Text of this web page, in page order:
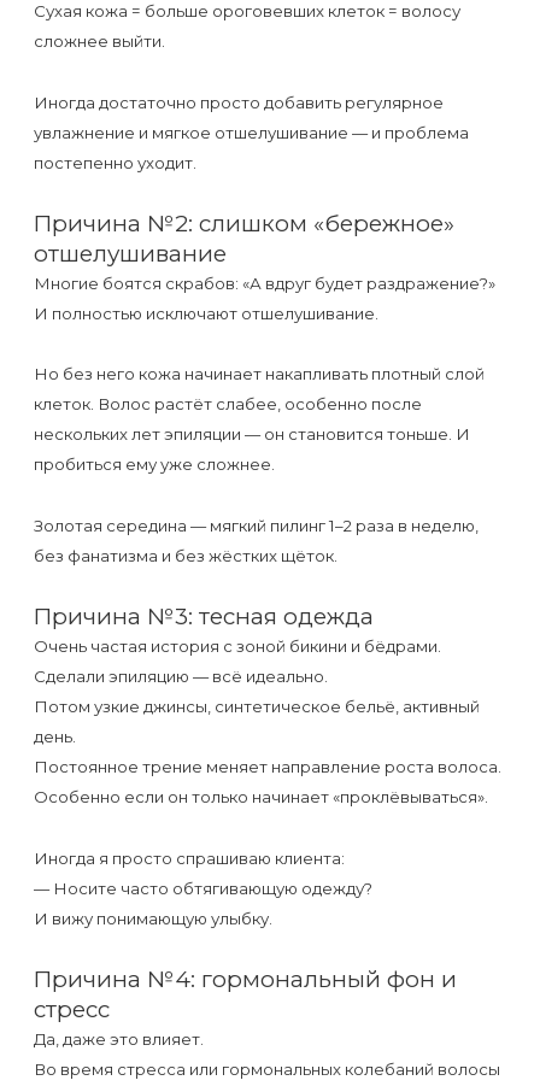
к
по
за
после
воском
сахаром
Виды
воска
депиляции
или
депиляция?
Сухая кожа = больше ороговевших клеток = волосу
сложнее выйти.
Иногда достаточно просто добавить регулярное
увлажнение и мягкое отшелушивание — и проблема
постепенно уходит.
Причина №2: слишком «бережное»
отшелушивание
Многие боятся скрабов: «А вдруг будет раздражение?»
И полностью исключают отшелушивание.
Но без него кожа начинает накапливать плотный слой
клеток. Волос растёт слабее, особенно после
нескольких лет эпиляции — он становится тоньше. И
пробиться ему уже сложнее.
Золотая середина — мягкий пилинг 1–2 раза в неделю,
без фанатизма и без жёстких щёток.
Причина №3: тесная одежда
Очень частая история с зоной бикини и бёдрами.
Сделали эпиляцию — всё идеально.
Потом узкие джинсы, синтетическое бельё, активный
день.
Постоянное трение меняет направление роста волоса.
Особенно если он только начинает «проклёвываться».
Иногда я просто спрашиваю клиента:
— Носите часто обтягивающую одежду?
И вижу понимающую улыбку.
Причина №4: гормональный фон и
стресс
Да, даже это влияет.
Во время стресса или гормональных колебаний волосы